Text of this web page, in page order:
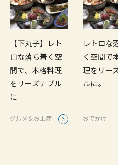
【下丸子】レト
ロな落ち着く空
間で、本格料理
をリーズナブル
に
グルメ＆お土産
レトロな
く空間で
理をリー
ルに。
おでかけ